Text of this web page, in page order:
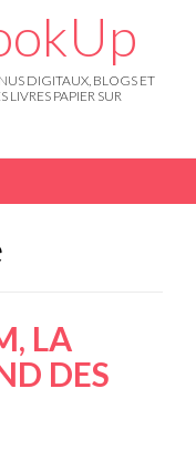
DIGITAUX, BLOGS ET
PAPIER SUR
LA
DES